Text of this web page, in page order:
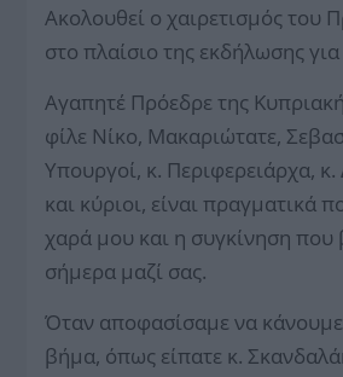
Ακολουθεί ο χαιρετισμός του
στο πλαίσιο της εκδήλωσης για
Αγαπητέ Πρόεδρε της
φίλε Νίκο, Μακαριώτατε,
Υπουργοί, κ. Περιφερειάρχα, κ.
και κύριοι, είναι πραγματικά
χαρά μου και η συγκίνηση που
σήμερα μαζί σας.
Όταν αποφασίσαμε να
βήμα, όπως είπατε κ.